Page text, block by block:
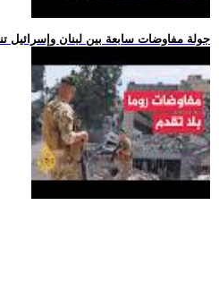
.. جولة مفاوضات سابعة بين لبنان وإسرائيل